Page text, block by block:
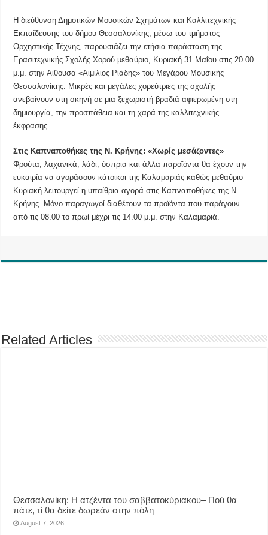
Η διεύθυνση Δημοτικών Μουσικών Σχημάτων και Καλλιτεχνικής
Εκπαίδευσης του δήμου Θεσσαλονίκης, μέσω του τμήματος
Ορχηστικής Τέχνης, παρουσιάζει την ετήσια παράσταση της
Ερασιτεχνικής Σχολής Χορού μεθαύριο, Κυριακή 31 Μαΐου στις 20.00
μ.μ. στην Αίθουσα «Αιμίλιος Ριάδης» του Μεγάρου Μουσικής
Θεσσαλονίκης. Μικρές και μεγάλες χορεύτριες της σχολής
ανεβαίνουν στη σκηνή σε μια ξεχωριστή βραδιά αφιερωμένη στη
δημιουργία, την προσπάθεια και τη χαρά της καλλιτεχνικής
έκφρασης.
Στις Καπναποθήκες της Ν. Κρήνης: «Χωρίς μεσάζοντες»
Φρούτα, λαχανικά, λάδι, όσπρια και άλλα παροϊόντα θα έχουν την
ευκαιρία να αγοράσουν κάτοικοι της Καλαμαριάς καθώς μεθαύριο
Κυριακή λειτουργεί η υπαίθρια αγορά στις Καπναποθήκες της Ν.
Κρήνης. Μόνο παραγωγοί διαθέτουν τα προϊόντα που παράγουν
από τις 08.00 το πρωί μέχρι τις 14.00 μ.μ. στην Καλαμαριά.
Related Articles
Θεσσαλονίκη: Η ατζέντα του σαββατοκύριακου– Πού θα
πάτε, τί θα δείτε δωρεάν στην πόλη
August 7, 2026